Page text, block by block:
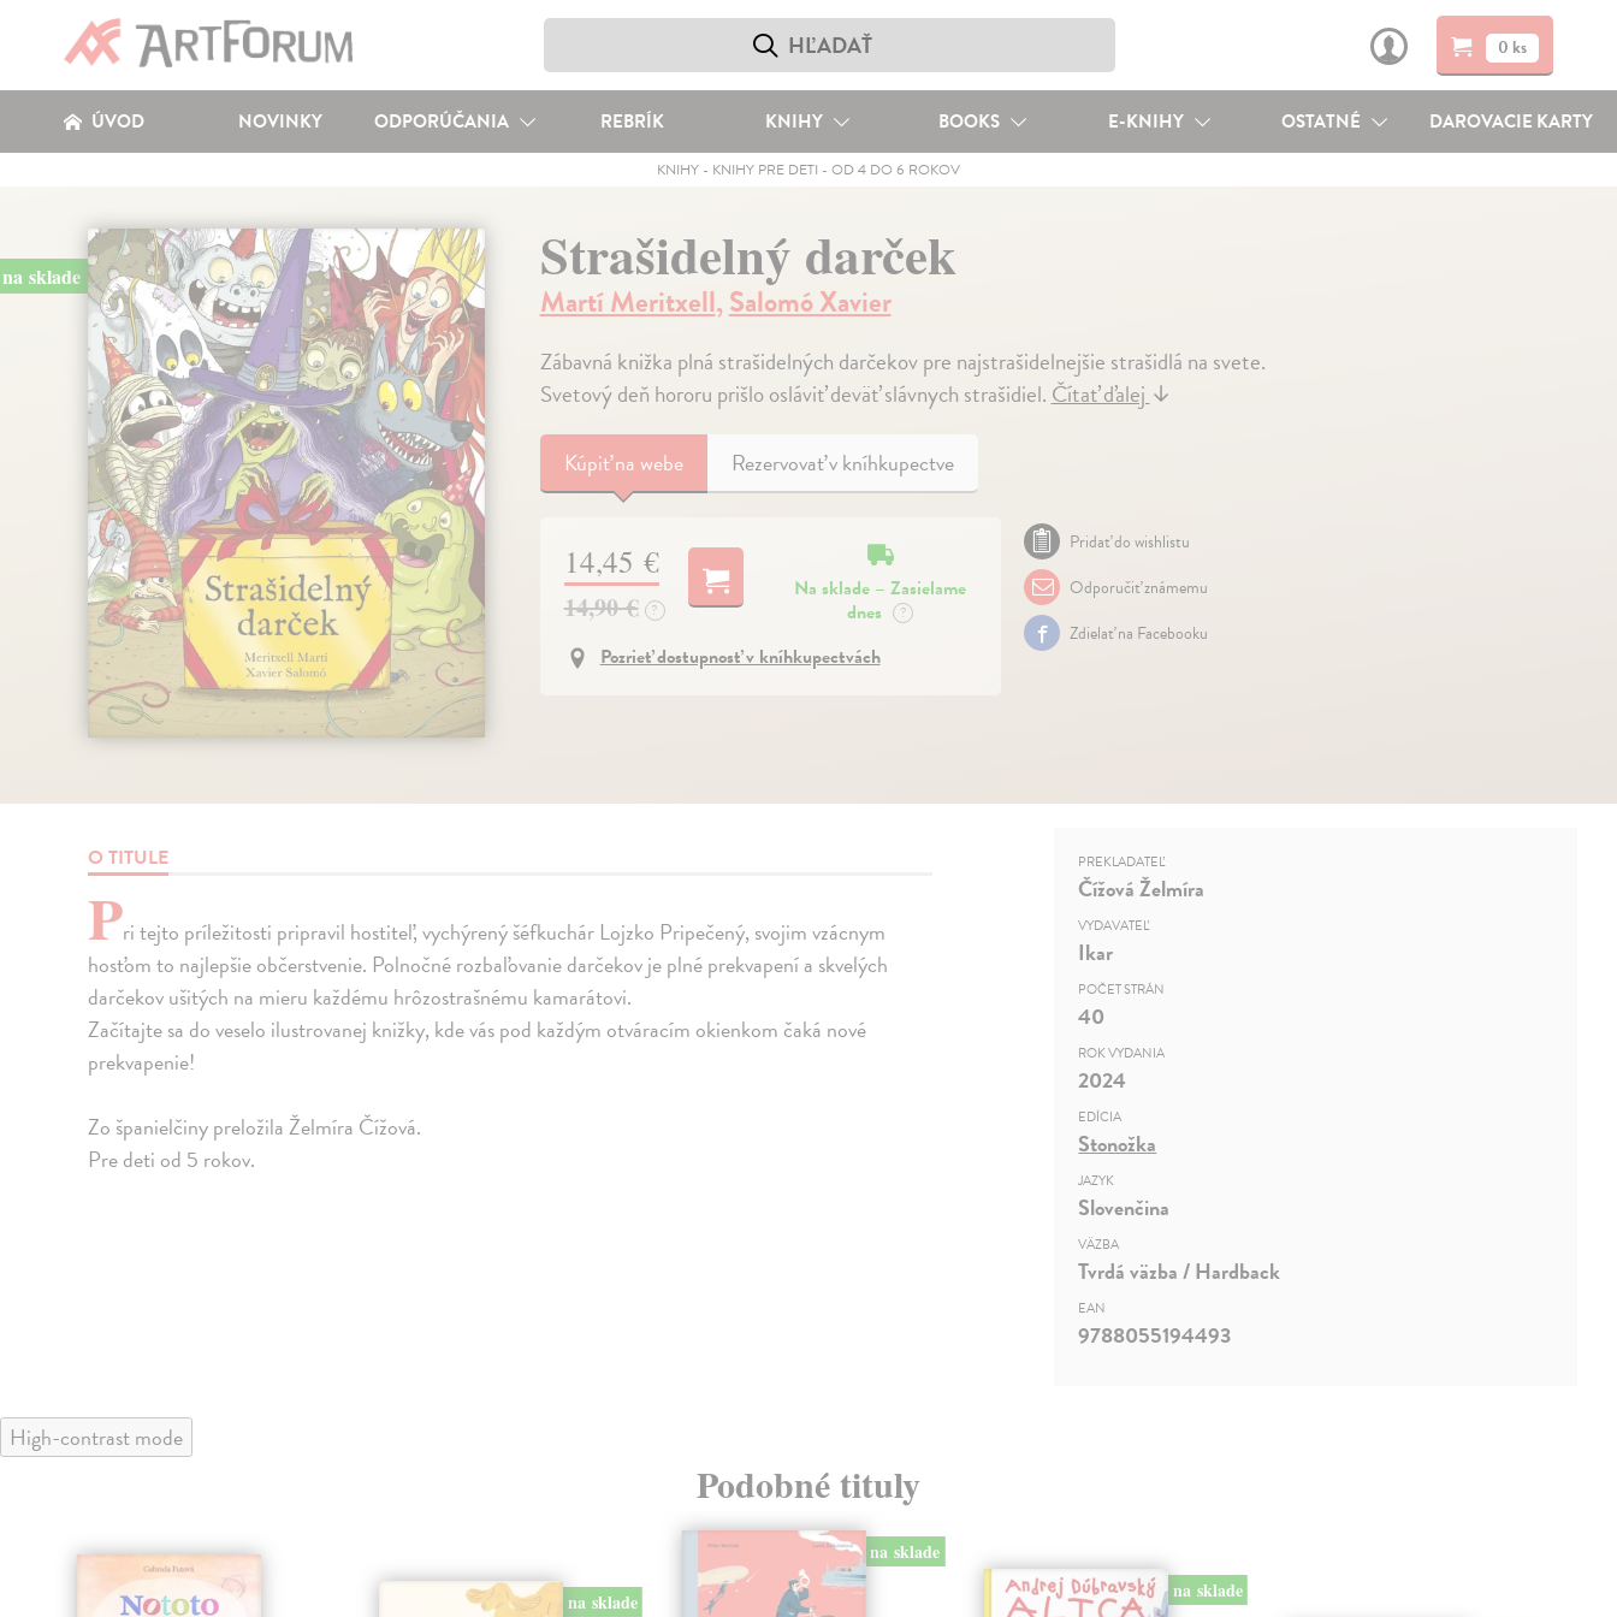
0 ks
ÚVOD NOVINKY ODPORÚČANIA REBRÍK KNIHY BOOKS E-KNIHY OSTATNÉ DAROVACIE KARTY
KNIHY- KNIHY PRE DETI - OD 4 DO 6 ROKOV
na sklade Strašidelný darček
Martí Meritxell,Salomó Xavier
Zábavná knižka plná strašidelných darčekov pre najstrašidelnejšie strašidlá na svete.
Svetový deň hororu prišlo osláviť deväť slávnych strašidiel.Čítať ďalej↓
Kúpiťna webe Rezervovať v kníhkupectve
14,45 €
14,90 € ?
Na sklade – Zasielame
dnes
?
Pozrieť dostupnosť v kníhkupectvách
Pridať do wishlistu
Odporučiť známemu
Zdielať na Facebooku
O TITULE
Pri tejto príležitosti pripravil hostiteľ, vychýrený šéfkuchár Lojzko Pripečený, svojim vzácnym
hosťom to najlepšie občerstvenie. Polnočné rozbaľovanie darčekov je plné prekvapení a skvelých
darčekov ušitých na mieru každému hrôzostrašnému kamarátovi.
Začítajte sa do veselo ilustrovanej knižky, kde vás pod každým otváracím okienkom čaká nové
prekvapenie!
Zo španielčiny preložila Želmíra Čížová.
Pre deti od 5 rokov.
PREKLADATEĽ
Čížová Želmíra
VYDAVATEĽ
Ikar
POČET STRÁN
40
ROK VYDANIA
2024
EDÍCIA
Stonožka
JAZYK
Slovenčina
VÄZBA
Tvrdá väzba / Hardback
EAN
9788055194493
High-contrast mode
Podobné tituly
na sklade
na sklade
na sklade